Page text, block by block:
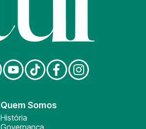
Quem Somos
História
Governança